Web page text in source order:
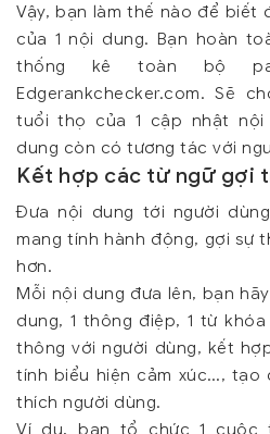
Vậy, bạn làm thế nào để
của 1 nội dung. Bạn hoàn
thống kê toàn bộ
Edgerankchecker.com. Sẽ
tuổi thọ của 1 cập nhật
dung còn có tương tác với
Kết hợp các từ ngữ gợi
Đưa nội dung tới người
mang tính hành động, gợi sự
hơn.
Mỗi nội dung đưa lên, bạn
dung, 1 thông điệp, 1 từ
thông với người dùng, kết
tính biểu hiện cảm xúc…, tạo
thích người dùng.
Ví dụ, bạn tổ chức 1 cuộc